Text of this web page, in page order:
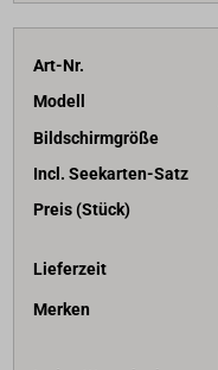
Art-Nr.
Modell
Bildschirmgröße
Incl. Seekarten-Satz
Preis (Stück)
Lieferzeit
Merken